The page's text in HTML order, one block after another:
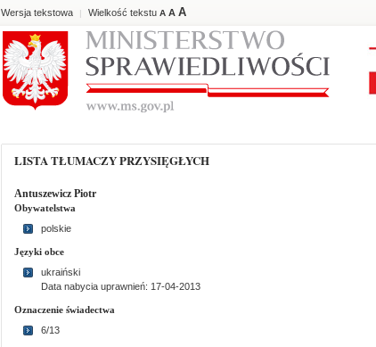
Wersja tekstowa | Wielkość tekstu A A A
LISTA TŁUMACZY PRZYSIĘGŁYCH
Antuszewicz Piotr
Obywatelstwa
polskie
Języki obce
ukraiński
Data nabycia uprawnień: 17-04-2013
Oznaczenie świadectwa
6/13